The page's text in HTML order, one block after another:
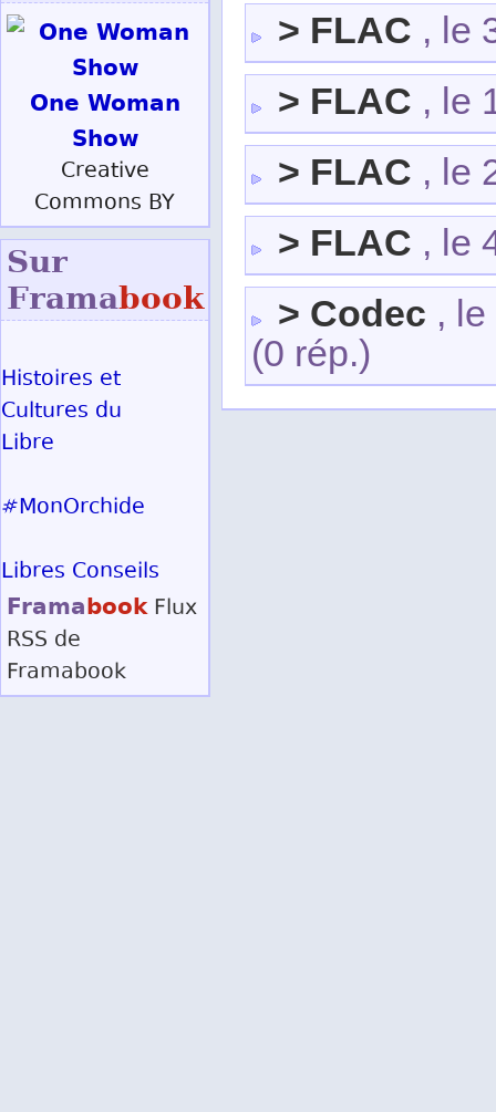
> FLAC , le
> FLAC , le
> FLAC , le
> FLAC , le
> Codec ,
(0 rép.)
One Woman
Show
Creative
Commons BY
Sur
Framabook
Histoires et
Cultures du
Libre
#MonOrchide
Libres Conseils
Framabook Flux
RSS de
Framabook